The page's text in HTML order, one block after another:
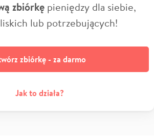
zbiórkę pieniędzy dla siebie,
lub potrzebujących!
zbiórkę - za darmo
Jak to działa?